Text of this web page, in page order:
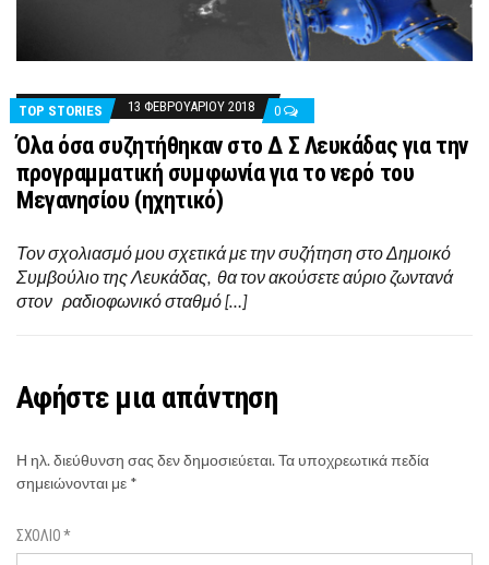
TOP STORIES 13 ΦΕΒΡΟΥΑΡΊΟΥ 2018 0
Όλα όσα συζητήθηκαν στο Δ Σ Λευκάδας για την
προγραμματική συμφωνία για το νερό του
Μεγανησίου (ηχητικό)
Τον σχολιασμό μου σχετικά με την συζήτηση στο Δημοικό
Συμβούλιο της Λευκάδας, θα τον ακούσετε αύριο ζωντανά
στον ραδιοφωνικό σταθμό […]
Αφήστε μια απάντηση
Η ηλ. διεύθυνση σας δεν δημοσιεύεται.Τα υποχρεωτικά πεδία
σημειώνονται με *
ΣΧΌΛΙΟ*